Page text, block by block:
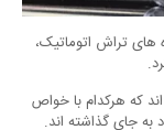
های تراش اتوماتیک،
که هرکدام با خواص
به جای گذاشته اند.